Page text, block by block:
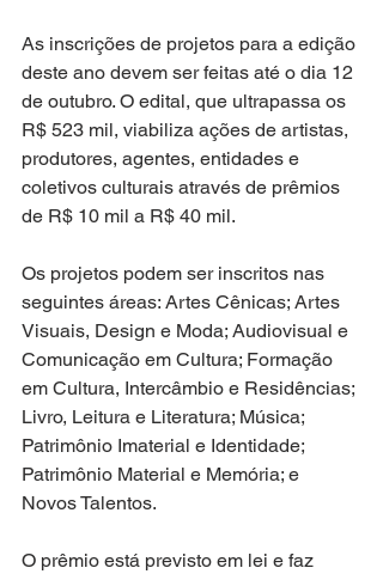
As inscrições de projetos para a edição
deste ano devem ser feitas até o dia 12
de outubro. O edital, que ultrapassa os
R$ 523 mil, viabiliza ações de artistas,
produtores, agentes, entidades e
coletivos culturais através de prêmios
de R$ 10 mil a R$ 40 mil.
Os projetos podem ser inscritos nas
seguintes áreas: Artes Cênicas; Artes
Visuais, Design e Moda; Audiovisual e
Comunicação em Cultura; Formação
em Cultura, Intercâmbio e Residências;
Livro, Leitura e Literatura; Música;
Patrimônio Imaterial e Identidade;
Patrimônio Material e Memória; e
Novos Talentos.
O prêmio está previsto em lei e faz